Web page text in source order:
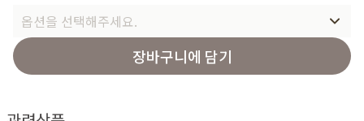
옵션을 선택해주세요.
장바구니에 담기